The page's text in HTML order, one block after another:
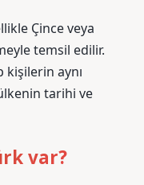
Çince veya
temsil edilir.
kişilerin aynı
tarihi ve
var?